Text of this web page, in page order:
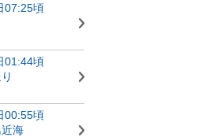
07:25頃
01:44頃
00:55頃
海